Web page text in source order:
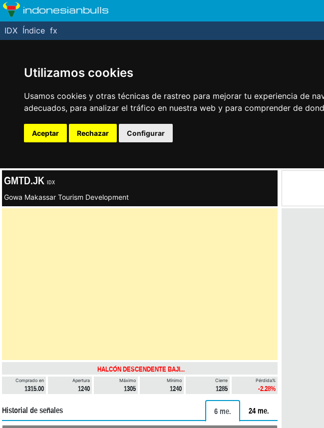
Utilizamos cookies
Usamos cookies y otras técnicas de rastreo para mejorar tu experiencia de
adecuados, para analizar el tráfico en nuestra web y para comprender de
Aceptar Rechazar Configurar
indonesianbulls
IDX Índice fx
GMTD.JK IDX
Gowa Makassar Tourism Development
HALCÓN DESCENDENTE BAJI...
Comprado en
1315.00
Apertura
1240
Máximo
1305
Mínimo
1240
Cierre
1285
Pérdida%
-2.28%
Historial de señales 6 me. 24 me.